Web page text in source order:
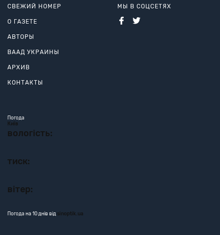
СВЕЖИЙ НОМЕР
О ГАЗЕТЕ
АВТОРЫ
ВААД УКРАИНЫ
АРХИВ
КОНТАКТЫ
МЫ В СОЦСЕТЯХ
Погода
Київ
вологість:
тиск:
вітер:
Погода на 10 днів від sinoptik.ua